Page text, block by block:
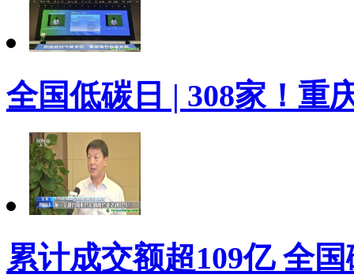
全国低碳日 | 308家！重
累计成交额超109亿 全